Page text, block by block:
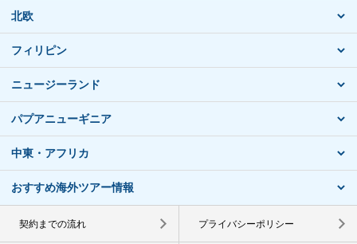
北欧
フィリピン
ニュージーランド
パプアニューギニア
中東・アフリカ
おすすめ海外ツアー情報
契約までの流れ プライバシーポリシー